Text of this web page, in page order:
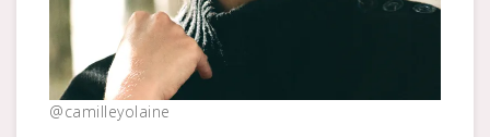
@camilleyolaine